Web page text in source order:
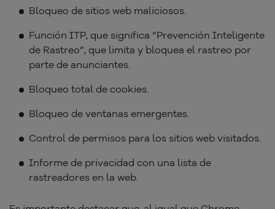
Bloqueo de sitios web maliciosos.
Función ITP, que significa “Prevención Inteligente
de Rastreo”, que limita y bloquea el rastreo por
parte de anunciantes.
Bloqueo total de cookies.
Bloqueo de ventanas emergentes.
Control de permisos para los sitios web visitados.
Informe de privacidad con una lista de
rastreadores en la web.